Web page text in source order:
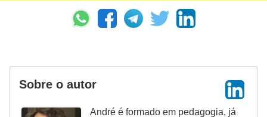
Sobre o autor
André é formado em pedagogia, já